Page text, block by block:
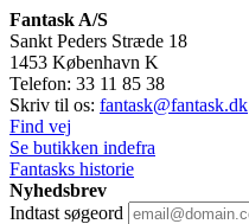
Fantask A/S
Sankt Peders Stræde 18
1453 København K
Telefon: 33 11 85 38
Skriv til os: fantask@fantask.dk
Find vej
Se butikken indefra
Fantasks historie
Nyhedsbrev
Indtast søgeord